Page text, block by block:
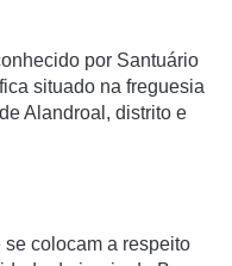
por Santuário
situado na freguesia
Alandroal, distrito e
colocam a respeito